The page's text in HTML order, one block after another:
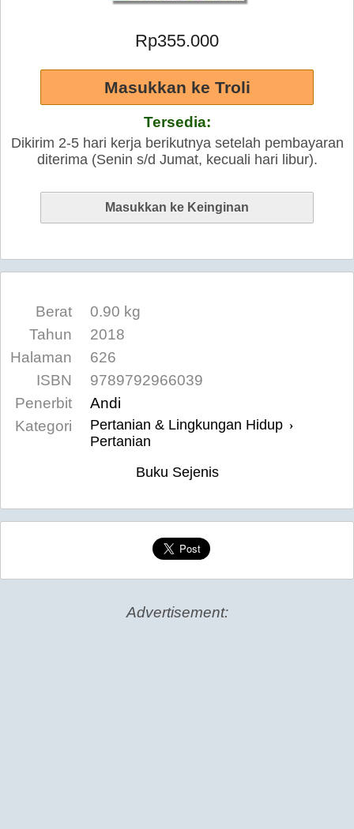
Rp355.000
Tersedia:
Dikirim 2-5 hari kerja berikutnya setelah pembayaran
diterima (Senin s/d Jumat, kecuali hari libur).
Berat
0.90 kg
Tahun
2018
Halaman
626
ISBN
9789792966039
Penerbit
Andi
Kategori
Pertanian & Lingkungan Hidup ›
Pertanian
Buku Sejenis
Advertisement: